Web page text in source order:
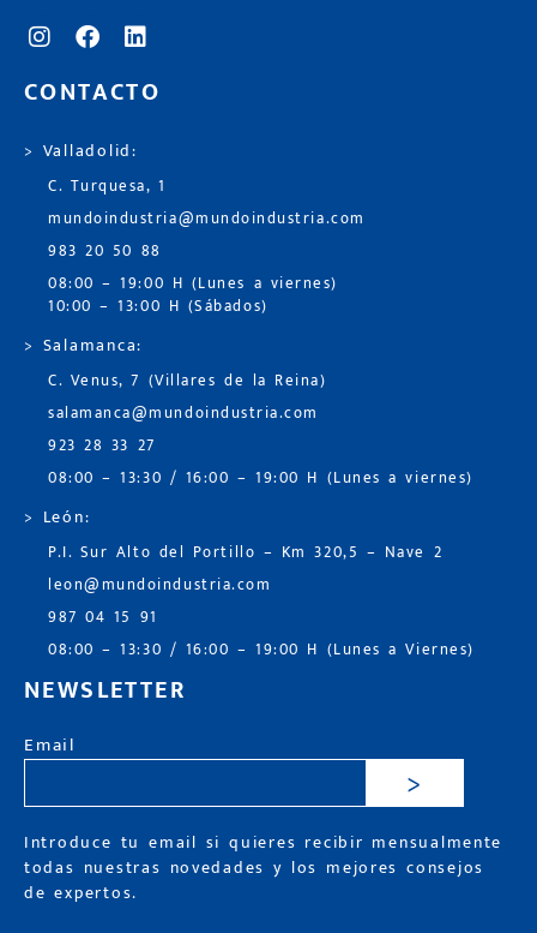
CONTACTO
> Valladolid:
C. Turquesa, 1
mundoindustria@mundoindustria.com
983 20 50 88
08:00 – 19:00 H (Lunes a viernes)
10:00 – 13:00 H (Sábados)
> Salamanca:
C. Venus, 7 (Villares de la Reina)
salamanca@mundoindustria.com
923 28 33 27
08:00 – 13:30 / 16:00 – 19:00 H (Lunes a viernes)
> León:
P.I. Sur Alto del Portillo – Km 320,5 – Nave 2
leon@mundoindustria.com
987 04 15 91
08:00 – 13:30 / 16:00 – 19:00 H (Lunes a Viernes)
NEWSLETTER
Email
>
Introduce tu email si quieres recibir mensualmente
todas nuestras novedades y los mejores consejos
de expertos.